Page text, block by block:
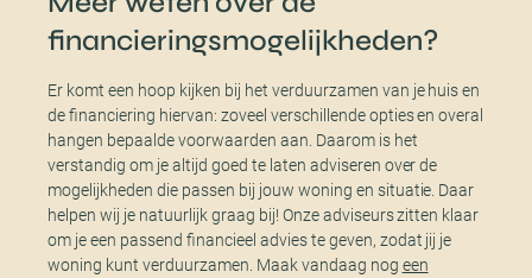
financieringsmogelijkheden?
Er komt een hoop kijken bij het verduurzamen van je huis en
de financiering hiervan: zoveel verschillende opties en overal
hangen bepaalde voorwaarden aan. Daarom is het
verstandig om je altijd goed te laten adviseren over de
mogelijkheden die passen bij jouw woning en situatie. Daar
helpen wij je natuurlijk graag bij! Onze adviseurs zitten klaar
om je een passend financieel advies te geven, zodat jij je
woning kunt verduurzamen. Maak vandaag nog een